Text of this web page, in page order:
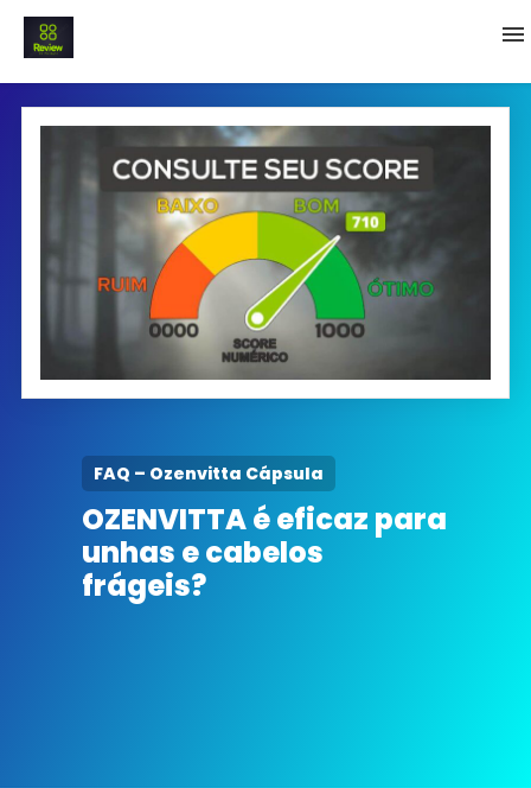
INICIO
Termo e Condições
Política Privacidade
SOBRE NÓS
FAQ – Ozenvitta Cápsula
OZENVITTA é eficaz para
unhas e cabelos
frágeis?